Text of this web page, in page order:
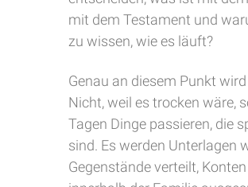
mit dem Testament und
zu wissen, wie es läuft?
Genau an diesem Punkt
Nicht, weil es trocken wäre,
Tagen Dinge passieren, die
sind. Es werden Unterlagen
Gegenstände verteilt,